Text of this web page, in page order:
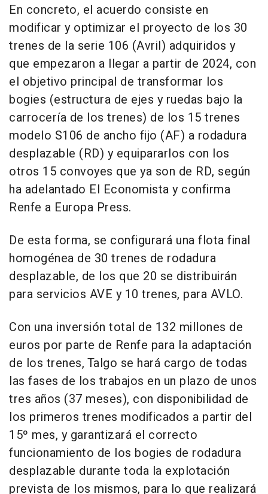
En concreto, el acuerdo consiste en
modificar y optimizar el proyecto de los 30
trenes de la serie 106 (Avril) adquiridos y
que empezaron a llegar a partir de 2024, con
el objetivo principal de transformar los
bogies (estructura de ejes y ruedas bajo la
carrocería de los trenes) de los 15 trenes
modelo S106 de ancho fijo (AF) a rodadura
desplazable (RD) y equipararlos con los
otros 15 convoyes que ya son de RD, según
ha adelantado El Economista y confirma
Renfe a Europa Press.
De esta forma, se configurará una flota final
homogénea de 30 trenes de rodadura
desplazable, de los que 20 se distribuirán
para servicios AVE y 10 trenes, para AVLO.
Con una inversión total de 132 millones de
euros por parte de Renfe para la adaptación
de los trenes, Talgo se hará cargo de todas
las fases de los trabajos en un plazo de unos
tres años (37 meses), con disponibilidad de
los primeros trenes modificados a partir del
15º mes, y garantizará el correcto
funcionamiento de los bogies de rodadura
desplazable durante toda la explotación
prevista de los mismos, para lo que realizará